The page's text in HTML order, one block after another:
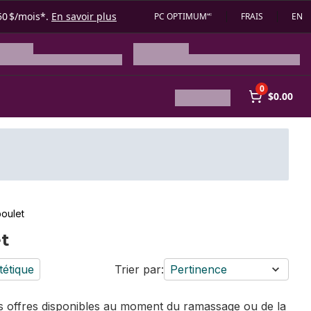
$/mois*. En savoir plus PC OPTIMUM🅪 FRAIS EN
0
$0.00
Trier par: Pertinence
disponibles au moment du ramassage ou de la